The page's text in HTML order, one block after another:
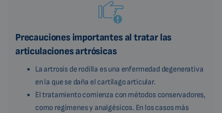
Precauciones importantes al tratar las
articulaciones artrósicas
La artrosis de rodilla es una enfermedad degenerativa
en la que se daña el cartílago articular.
El tratamiento comienza con métodos conservadores,
como regímenes y analgésicos. En los casos más